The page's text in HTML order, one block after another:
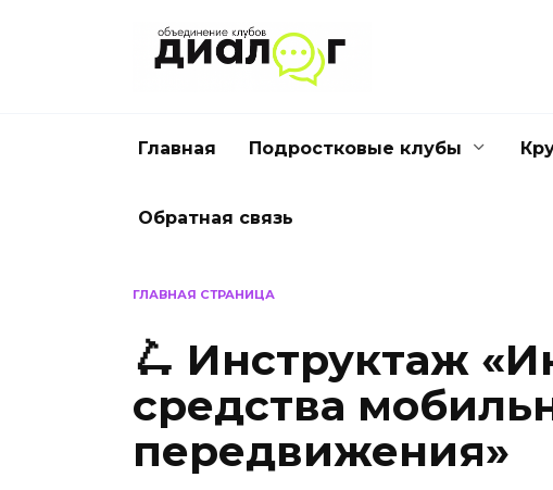
Главная Подростковые клубы
Обратная связь
ГЛАВНАЯ СТРАНИЦА
🛴 Инструктаж
средства
передвижения»